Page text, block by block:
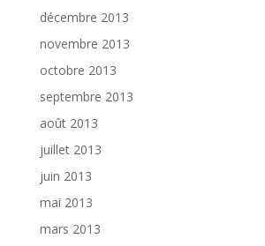
décembre 2013
novembre 2013
octobre 2013
septembre 2013
août 2013
juillet 2013
juin 2013
mai 2013
mars 2013